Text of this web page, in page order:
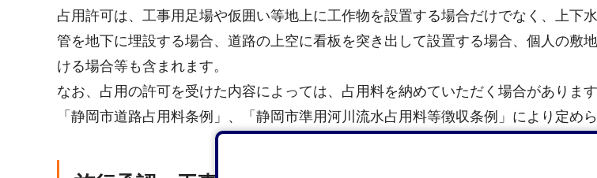
占用許可は、工事用足場や仮囲い等地上に工作物を設置する場合だけでなく、上下
管を地下に埋設する場合、道路の上空に看板を突き出して設置する場合、個人の敷
ける場合等も含まれます。
なお、占用の許可を受けた内容によっては、占用料を納めていただく場合がありま
「静岡市道路占用料条例」、「静岡市準用河川流水占用料等徴収条例」により定めら